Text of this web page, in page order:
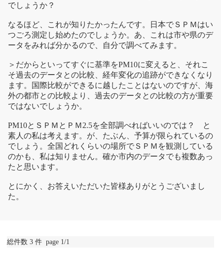
でしょうか？
なるほど、これが知りたかったんです。日本でＳＰＭはい
つごろ測定し始めたのでしょうか。あ、これは市や県のデ
ータをみれば分かるので、自分で調べてみます。
＞だからといってすぐに基準をPM10に変えると、それこ
そ過去のデータとの比較、経年変化の追跡ができなくなり
ます。国際比較ができるに越したことはないのですが、海
外の都市との比較より、過去のデータとの比較の方が重要
ではないでしょうか。
PM10とＳＰＭとＰＭ2.5を全部調べればいいのでは？ と
素人の私は考えます。が、たぶん、予算が限られているの
でしょう。全国どれくらいの場所でＳＰＭを観測している
のかも、私は知りません。確か市内のデータでも複数あっ
たと思います。
とにかく、お答えいただいた皆様ありがとうございまし
た。
総件数 3 件 page 1/1